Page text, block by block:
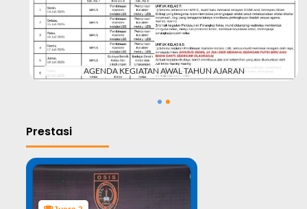
#
AGENDA KEGIATAN AWAL TAHUN AJARAN
Prestasi